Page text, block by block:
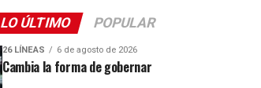
LO ÚLTIMO POPULAR
26 LÍNEAS 6 de agosto de 2026
Cambia la forma de gobernar